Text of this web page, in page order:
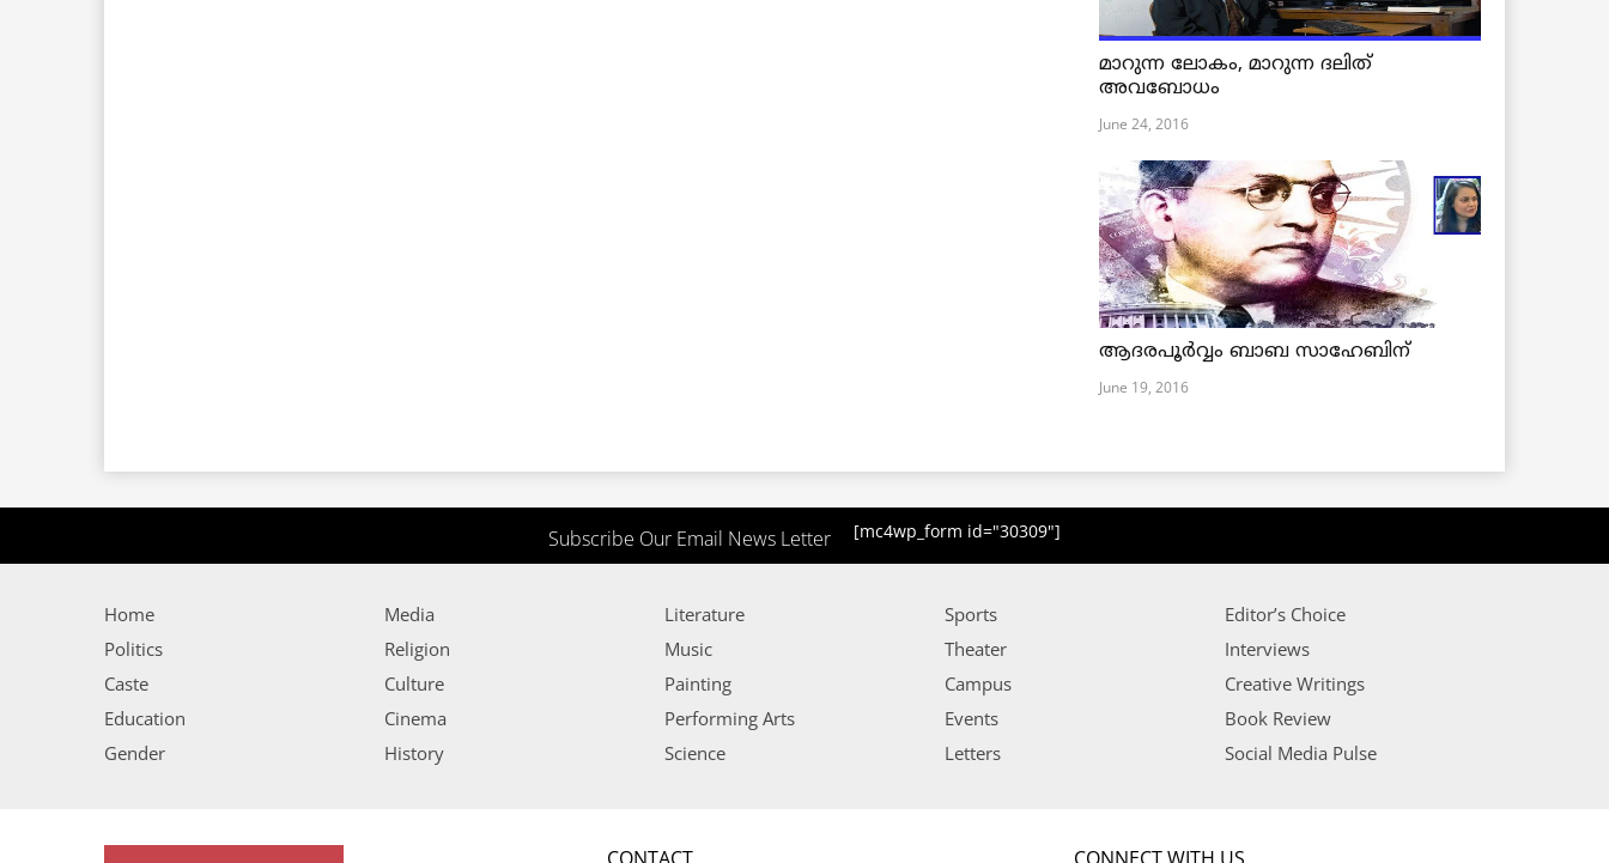
മാറുന്ന ലോകം, മാറുന്ന ദലിത്
അവബോധം
June 24, 2016
ആദരപൂര്‍വ്വം ബാബ സാഹേബിന്
June 19, 2016
Subscribe Our Email News Letter [mc4wp_form id="30309"]
Home
Politics
Caste
Education
Gender
Media
Religion
Culture
Cinema
History
Literature
Music
Painting
Performing Arts
Science
Sports
Theater
Campus
Events
Letters
Editor’s Choice
Interviews
Creative Writings
Book Review
Social Media Pulse